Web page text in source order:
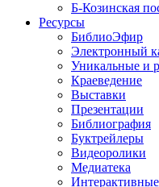
Б-Козинская
Ресурсы
БиблиоЭфир
Электронный
Уникальные и
Краеведение
Выставки
Презентации
Библиография
Буктрейлеры
Видеоролики
Медиатека